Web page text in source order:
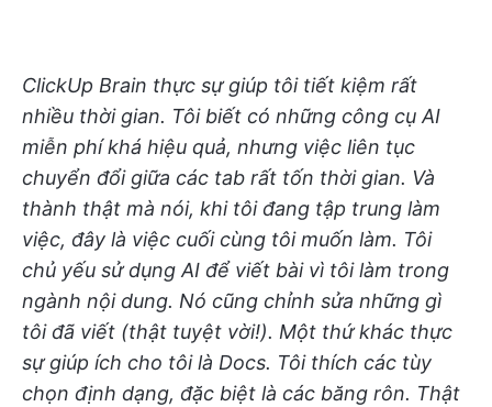
ClickUp Brain thực sự giúp tôi tiết kiệm rất
nhiều thời gian. Tôi biết có những công cụ AI
miễn phí khá hiệu quả, nhưng việc liên tục
chuyển đổi giữa các tab rất tốn thời gian. Và
thành thật mà nói, khi tôi đang tập trung làm
việc, đây là việc cuối cùng tôi muốn làm. Tôi
chủ yếu sử dụng AI để viết bài vì tôi làm trong
ngành nội dung. Nó cũng chỉnh sửa những gì
tôi đã viết (thật tuyệt vời!). Một thứ khác thực
sự giúp ích cho tôi là Docs. Tôi thích các tùy
chọn định dạng, đặc biệt là các băng rôn. Thật